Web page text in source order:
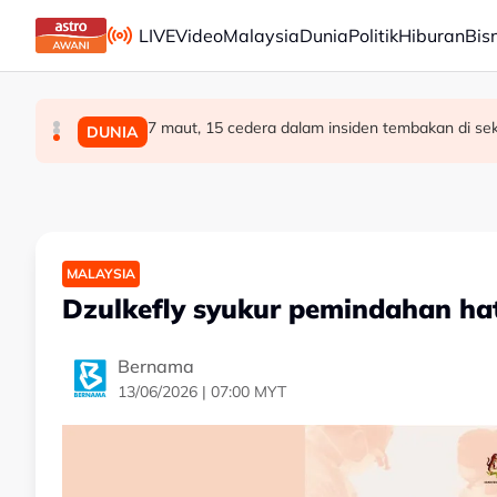
Skip to main content
LIVEVideoMalaysiaDuniaPolitikHiburan
POLITIK RCI Tabung Haji: 'Jika tidak boleh sanggah
POLITIK Exco Negeri Sembilan: Risiko kemungkinan
DUNIA 7 maut, 15 cedera dalam insiden tembakan di
MALAYSIA
Dzulkefly syukur pemindahan
Bernama
13/06/2026 | 07:00 MYT